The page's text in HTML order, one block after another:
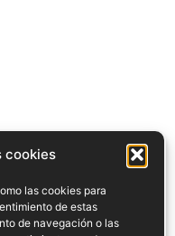
cookies
las cookies para
de estas
de navegación o las